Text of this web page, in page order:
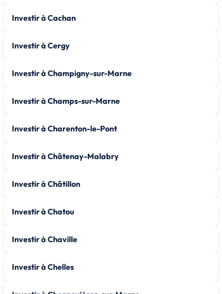
Investir à Cachan
Investir à Cergy
Investir à Champigny-sur-Marne
Investir à Champs-sur-Marne
Investir à Charenton-le-Pont
Investir à Châtenay-Malabry
Investir à Châtillon
Investir à Chatou
Investir à Chaville
Investir à Chelles